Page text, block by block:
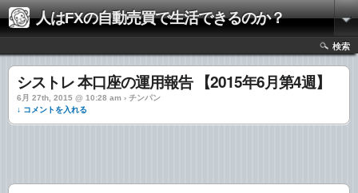
人はFXの自動売買で生活できるのか？
検索
シストレ 本口座の運用報告 【2015年6月第4週】
6月 27th, 2015 @ 10:28 am › チンパン
↓ コメントを入れる